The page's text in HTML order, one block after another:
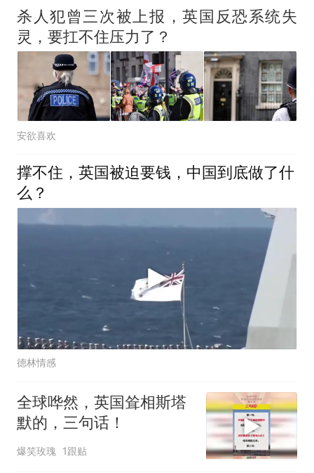
杀人犯曾三次被上报，英国反恐系统失
灵，要扛不住压力了？
安欲喜欢
撑不住，英国被迫要钱，中国到底做了什
么？
德林情感
全球哗然，英国耸相斯塔
默的，三句话！
爆笑玫瑰 1跟贴